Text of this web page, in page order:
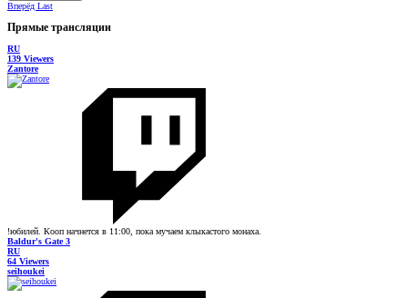
Вперёд Last
Прямые трансляции
RU
139 Viewers
Zantore
!юбилей. Кооп начнется в 11:00, пока мучаем клыкастого монаха.
Baldur's Gate 3
RU
64 Viewers
seihoukei